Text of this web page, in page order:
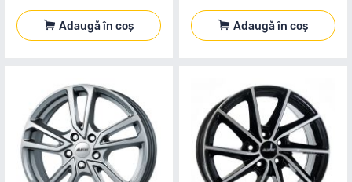
Adaugă în coș Adaugă în coș